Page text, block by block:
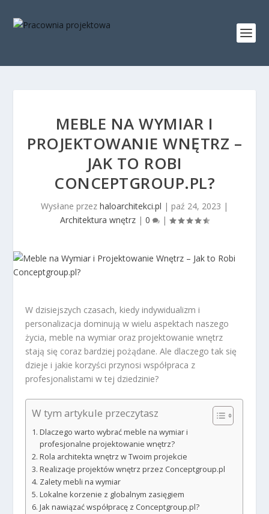
MEBLE NA WYMIAR I
PROJEKTOWANIE WNĘTRZ –
JAK TO ROBI
CONCEPTGROUP.PL?
Wysłane przez haloarchitekci.pl | paź 24, 2023 |
Architektura wnętrz | 0 |
W dzisiejszych czasach, kiedy indywidualizm i
personalizacja dominują w wielu aspektach naszego
życia, meble na wymiar oraz projektowanie wnętrz
stają się coraz bardziej pożądane. Ale dlaczego tak się
dzieje i jakie korzyści przynosi współpraca z
profesjonalistami w tej dziedzinie?
W tym artykule przeczytasz
Dlaczego warto wybrać meble na wymiar i
profesjonalne projektowanie wnętrz?
Rola architekta wnętrz w Twoim projekcie
Realizacje projektów wnętrz przez Conceptgroup.pl
Zalety mebli na wymiar
Lokalne korzenie z globalnym zasięgiem
Jak nawiązać współpracę z Conceptgroup.pl?